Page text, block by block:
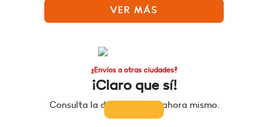
VER MÁS
¿Envíos a otras ciudades?
¡Claro que sí!
Consulta la disponibilidad ahora mismo.